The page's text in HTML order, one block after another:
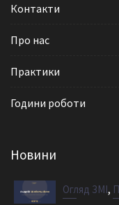
Контакти
Про нас
Практики
Години роботи
Новини
Огляд ЗМІ,